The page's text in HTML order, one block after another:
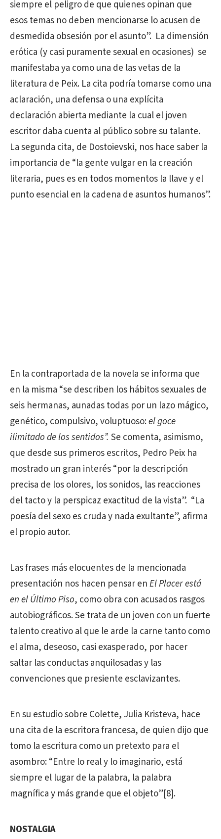
siempre el peligro de que quienes opinan que
esos temas no deben mencionarse lo acusen de
desmedida obsesión por el asunto”. La dimensión
erótica (y casi puramente sexual en ocasiones) se
manifestaba ya como una de las vetas de la
literatura de Peix. La cita podría tomarse como una
aclaración, una defensa o una explícita
declaración abierta mediante la cual el joven
escritor daba cuenta al público sobre su talante.
La segunda cita, de Dostoievski, nos hace saber la
importancia de “la gente vulgar en la creación
literaria, pues es en todos momentos la llave y el
punto esencial en la cadena de asuntos humanos”.
En la contraportada de la novela se informa que
en la misma “se describen los hábitos sexuales de
seis hermanas, aunadas todas por un lazo mágico,
genético, compulsivo, voluptuoso:el goce
ilimitado de los sentidos”. Se comenta, asimismo,
que desde sus primeros escritos, Pedro Peix ha
mostrado un gran interés “por la descripción
precisa de los olores, los sonidos, las reacciones
del tacto y la perspicaz exactitud de la vista”. “La
poesía del sexo es cruda y nada exultante”, afirma
el propio autor.
Las frases más elocuentes de la mencionada
presentación nos hacen pensar enEl Placer está
en el Último Piso, como obra con acusados rasgos
autobiográficos. Se trata de un joven con un fuerte
talento creativo al que le arde la carne tanto como
el alma, deseoso, casi exasperado, por hacer
saltar las conductas anquilosadas y las
convenciones que presiente esclavizantes.
En su estudio sobre Colette, Julia Kristeva, hace
una cita de la escritora francesa, de quien dijo que
tomo la escritura como un pretexto para el
asombro: “Entre lo real y lo imaginario, está
siempre el lugar de la palabra, la palabra
magnífica y más grande que el objeto”[8].
NOSTALGIA